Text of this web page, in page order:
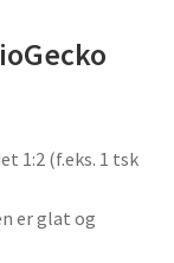
1:2 (f.eks. 1 tsk
er glat og